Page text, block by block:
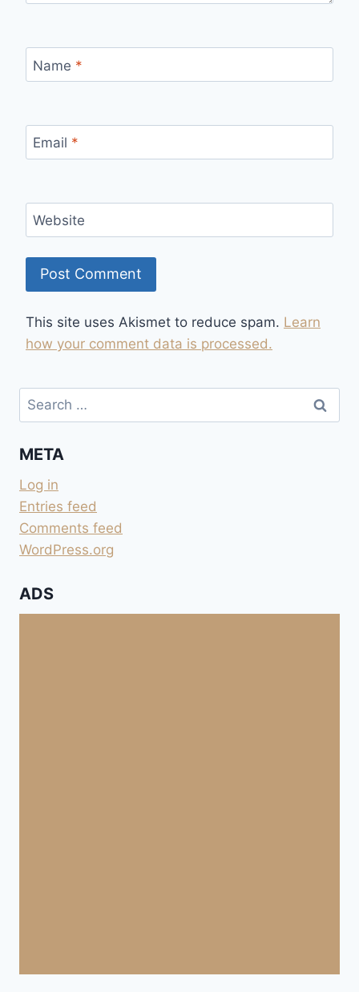
Name *
Email *
Website
This site uses Akismet to reduce spam. Learn
how your comment data is processed.
Search
for:
META
Log in
Entries feed
Comments feed
WordPress.org
ADS